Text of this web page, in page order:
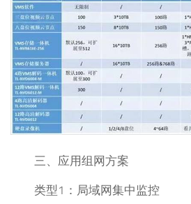
三、应用组网方案
类型1：局域网集中监控